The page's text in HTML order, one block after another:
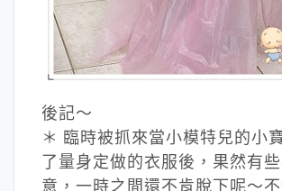
後記～
＊ 臨時被抓來當小模特兒的小
了量身定做的衣服後，果然有
意，一時之間還不肯脫下呢～